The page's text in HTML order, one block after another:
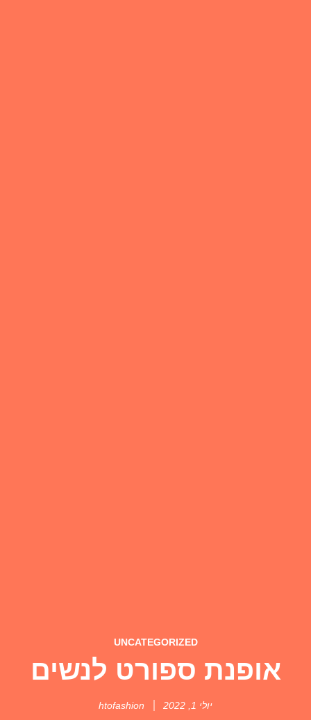
UNCATEGORIZED
אופנת ספורט לנשים
יולי 1, 2022 htofashion